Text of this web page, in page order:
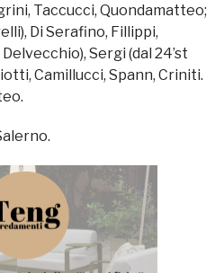
Taccucci, Quondamatteo;
Di Serafino, Fillippi,
Sergi (dal 24’st
Camillucci, Spann, Criniti.